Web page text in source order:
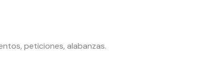
peticiones, alabanzas.